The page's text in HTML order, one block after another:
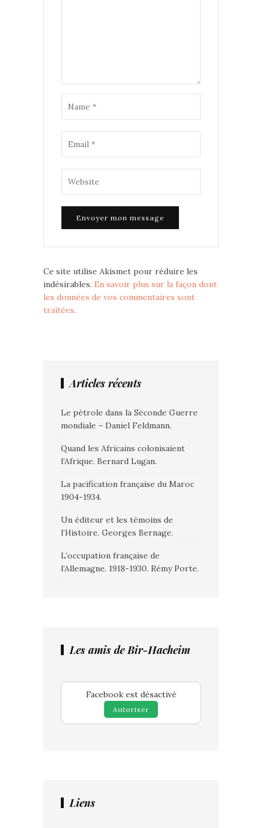
Ce site utilise Akismet pour réduire les
indésirables. En savoir plus sur la façon dont
les données de vos commentaires sont
traitées.
Articles récents
Le pétrole dans la Seconde Guerre
mondiale – Daniel Feldmann.
Quand les Africains colonisaient
l’Afrique. Bernard Lugan.
La pacification française du Maroc
1904-1934.
Un éditeur et les témoins de
l’Histoire. Georges Bernage.
L’occupation française de
l’Allemagne. 1918-1930. Rémy Porte.
Les amis de Bir-Hacheim
Facebook est désactivé
Autoriser
Liens